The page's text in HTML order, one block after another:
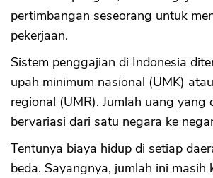
pertimbangan seseorang untuk
pekerjaan.
Sistem penggajian di Indonesia
upah minimum nasional (UMK)
regional (UMR). Jumlah uang yang
bervariasi dari satu negara ke
Tentunya biaya hidup di setiap
beda. Sayangnya, jumlah ini masih